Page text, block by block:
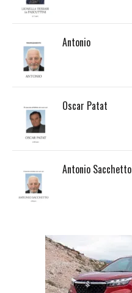
Antonio
Oscar Patat
Antonio Sacchetto